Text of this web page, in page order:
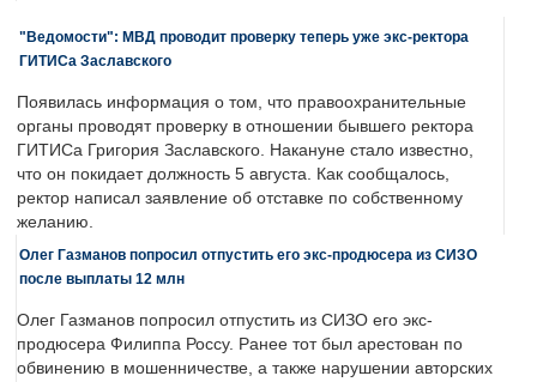
"Ведомости": МВД проводит проверку теперь уже экс-ректора
ГИТИСа Заславского
Появилась информация о том, что правоохранительные
органы проводят проверку в отношении бывшего ректора
ГИТИСа Григория Заславского. Накануне стало известно,
что он покидает должность 5 августа. Как сообщалось,
ректор написал заявление об отставке по собственному
желанию.
Олег Газманов попросил отпустить его экс-продюсера из СИЗО
после выплаты 12 млн
Олег Газманов попросил отпустить из СИЗО его экс-
продюсера Филиппа Россу. Ранее тот был арестован по
обвинению в мошенничестве, а также нарушении авторских